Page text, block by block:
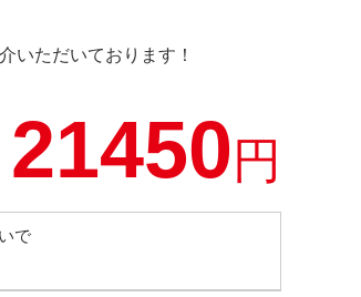
いただいております！
21450円
で